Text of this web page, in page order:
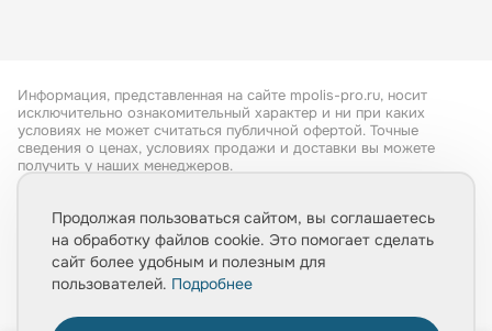
Информация, представленная на сайте mpolis-pro.ru, носит
исключительно ознакомительный характер и ни при каких
условиях не может считаться публичной офертой. Точные
сведения о ценах, условиях продажи и доставки вы можете
получить у наших менеджеров.
Обработка персональных данных
Политика конфиденциальности
Продолжая пользоваться сайтом, вы соглашаетесь
на обработку файлов cookie. Это помогает сделать
сайт более удобным и полезным для
пользователей. Подробнее